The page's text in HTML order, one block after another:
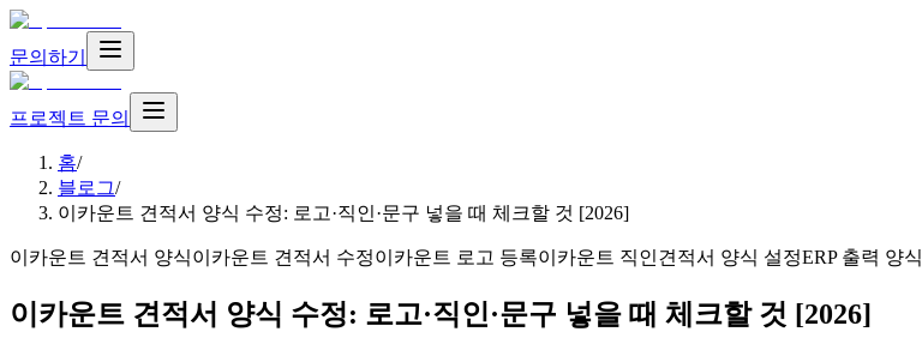
문의하기
프로젝트 문의
홈/
블로그/
이카운트 견적서 양식 수정: 로고·직인·문구 넣을 때 체크할 것 [2026]
이카운트 견적서 양식이카운트 견적서 수정이카운트 로고 등록이카운트 직인견적서 양식 설정ERP 출력 양식
이카운트 견적서 양식 수정: 로고·직인·문구 넣을 때 체크할 것 [2026]